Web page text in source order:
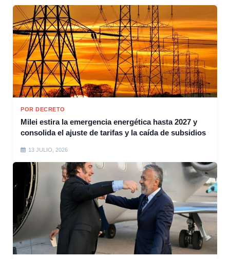
POR DECRETO
Milei estira la emergencia energética hasta 2027 y
consolida el ajuste de tarifas y la caída de subsidios
13 JULIO, 2026